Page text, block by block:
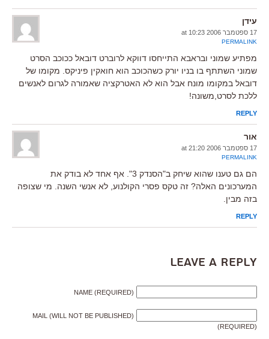
עידן
17 ספטמבר 2006 at 10:23
PERMALINK
מפתיע שמוני ובראבא התייחסו דווקא לרוברט דובאל ככוכב הסרט
שמוני השתתף בו בניו יורק כשהכוכב הוא חואקין פיניקס. מקומו של
דובאל במקומו מונח אבל הוא לא האטרקציה שאמורה לגרום לאנשים
ללכת לסרט,משונה!
REPLY
אור
17 ספטמבר 2006 at 21:20
PERMALINK
הם גם טענו שהוא שיחק ב"הסנדק 3". אף אחד לא בודק את
המערכונים האלה? זה טקס פסרי הקולנוע, לא אנשי השנה. מי שצופה
בזה מבין.
REPLY
Leave a Reply
NAME (REQUIRED)
MAIL (WILL NOT BE PUBLISHED)
(REQUIRED)